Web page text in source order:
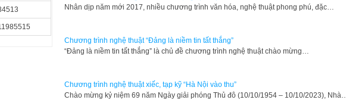
Nhân dịp năm mới 2017, nhiều chương trình văn hóa, nghệ thuật phong phú, đặc…
Chương trình nghệ thuật “Đảng là niềm tin tất thắng”
“Đảng là niềm tin tất thắng” là chủ đề chương trình nghệ thuật chào mừng…
Chương trình nghệ thuật xiếc, tạp kỹ “Hà Nội vào thu”
Chào mừng kỷ niệm 69 năm Ngày giải phóng Thủ đô (10/10/1954 – 10/10/2023), Nhà…